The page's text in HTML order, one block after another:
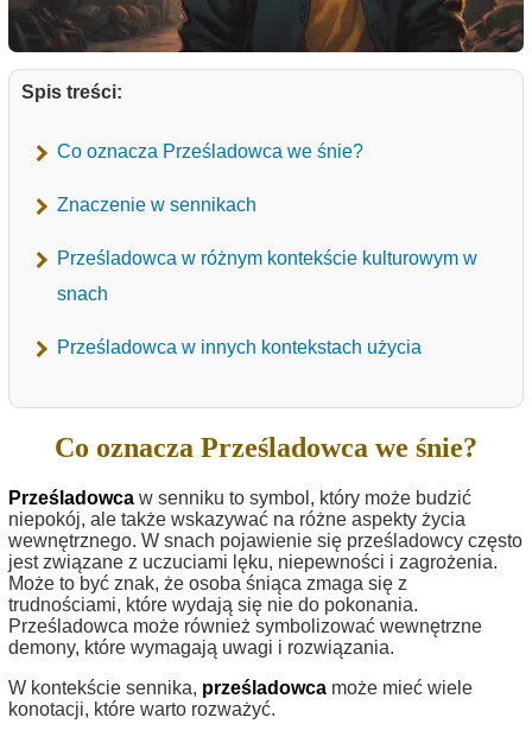
Spis treści:
Co oznacza Prześladowca we śnie?
Znaczenie w sennikach
Prześladowca w różnym kontekście kulturowym w
snach
Prześladowca w innych kontekstach użycia
Co oznacza Prześladowca we śnie?
Prześladowca w senniku to symbol, który może budzić
niepokój, ale także wskazywać na różne aspekty życia
wewnętrznego. W snach pojawienie się prześladowcy często
jest związane z uczuciami lęku, niepewności i zagrożenia.
Może to być znak, że osoba śniąca zmaga się z
trudnościami, które wydają się nie do pokonania.
Prześladowca może również symbolizować wewnętrzne
demony, które wymagają uwagi i rozwiązania.
W kontekście sennika, prześladowca może mieć wiele
konotacji, które warto rozważyć.